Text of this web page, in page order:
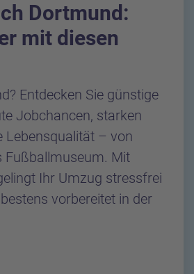
Dortmund:
mit diesen
Entdecken Sie günstige
Jobchancen, starken
Lebensqualität – von
Fußballmuseum. Mit
Ihr Umzug stressfrei
vorbereitet in der